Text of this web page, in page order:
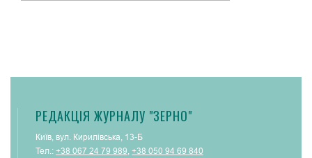
РЕДАКЦІЯ ЖУРНАЛУ "ЗЕРНО"
Київ, вул. Кирилівська, 13-Б
Тел.: +38 067 24 79 989 +38 050 94 69 840